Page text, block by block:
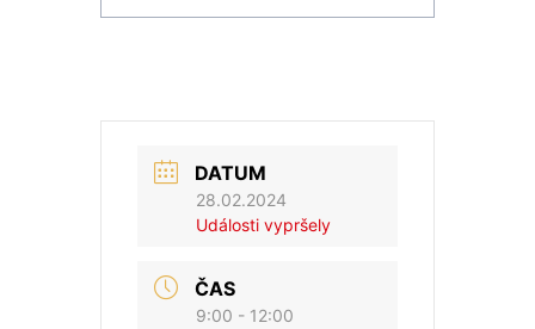
DATUM
28.02.2024
Události vypršely
ČAS
9:00 - 12:00